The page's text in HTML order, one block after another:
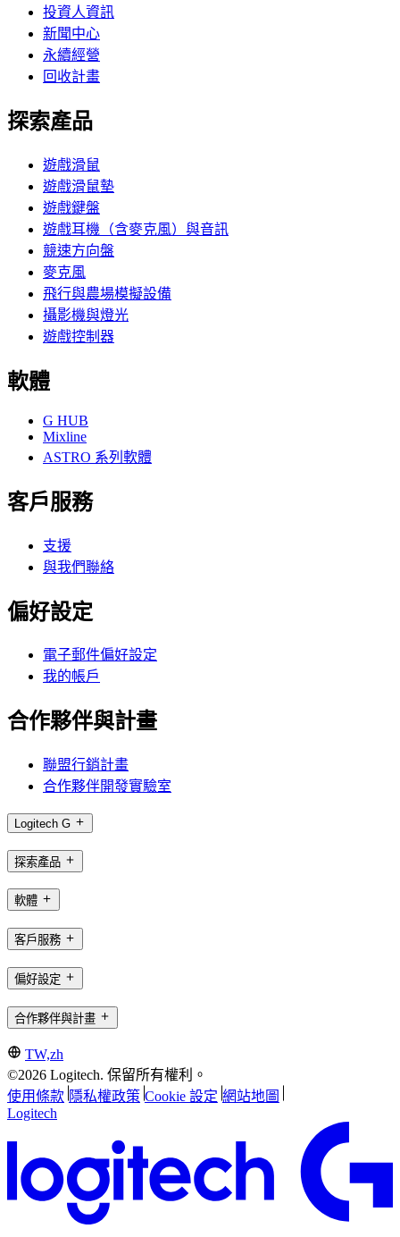
投資人資訊
新聞中心
永續經營
回收計畫
探索產品
遊戲滑鼠
遊戲滑鼠墊
遊戲鍵盤
遊戲耳機（含麥克風）與音訊
競速方向盤
麥克風
飛行與農場模擬設備
攝影機與燈光
遊戲控制器
軟體
G HUB
Mixline
ASTRO 系列軟體
客戶服務
支援
與我們聯絡
偏好設定
電子郵件偏好設定
我的帳戶
合作夥伴與計畫
聯盟行銷計畫
合作夥伴開發實驗室
Logitech G
探索產品
軟體
客戶服務
偏好設定
合作夥伴與計畫
TW,zh
©2026 Logitech. 保留所有權利。
使用條款 隱私權政策 Cookie 設定 網站地圖
Logitech